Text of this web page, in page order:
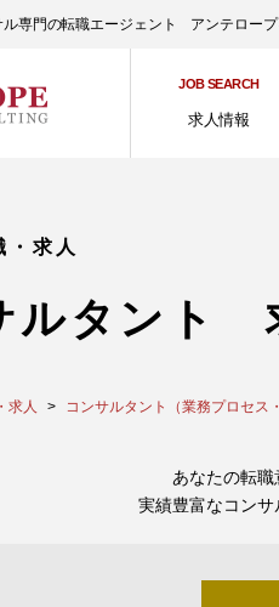
ル専門の転職エージェント アンテロー
JOB SEARCH
求人情報
・求人
ルタント
求人 コンサルタント（業務プロセス
あなたの転職
実績豊富なコンサ